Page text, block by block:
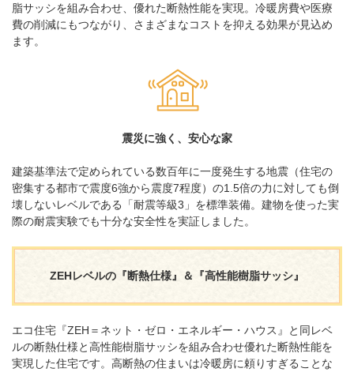
脂サッシを組み合わせ、優れた断熱性能を実現。冷暖房費や医療
費の削減にもつながり、さまざまなコストを抑える効果が見込め
ます。
震災に強く、安心な家
建築基準法で定められている数百年に一度発生する地震（住宅の
密集する都市で震度6強から震度7程度）の1.5倍の力に対しても倒
壊しないレベルである「耐震等級3」を標準装備。建物を使った実
際の耐震実験でも十分な安全性を実証しました。
ZEHレベルの『断熱仕様』＆『高性能樹脂サッシ』
エコ住宅『ZEH＝ネット・ゼロ・エネルギー・ハウス』と同レベ
ルの断熱仕様と高性能樹脂サッシを組み合わせ優れた断熱性能を
実現した住宅です。高断熱の住まいは冷暖房に頼りすぎることな